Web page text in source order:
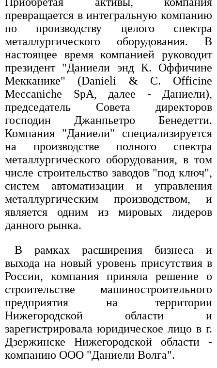
превращается в интегральную компанию
по производству целого спектра
металлургического оборудования. В
настоящее время компанией руководит
президент "Даниели энд К. Оффичине
Мекканике" (Danieli & C. Officine
Meccaniche SpA, далее - Даниели),
председатель Совета директоров
господин Джанпьетро Бенедетти.
Компания "Даниели" специализируется
на производстве полного спектра
металлургического оборудования, в том
числе строительство заводов "под ключ",
систем автоматизации и управления
металлургическим производством, и
является одним из мировых лидеров
данного рынка.
В рамках расширения бизнеса и
выхода на новый уровень присутствия в
России, компания приняла решение о
строительстве машиностроительного
предприятия на территории
Нижегородской области и
зарегистрировала юридическое лицо в г.
Дзержинске Нижегородской области -
компанию ООО "Даниели Волга".